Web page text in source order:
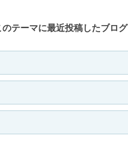
のテーマに最近投稿したブログ